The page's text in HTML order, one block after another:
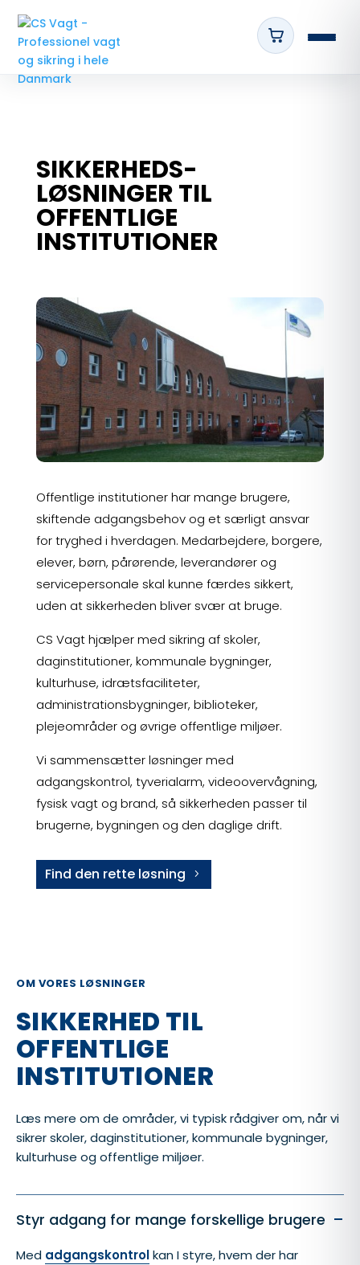
SIKKERHEDS-
LØSNINGER TIL
OFFENTLIGE
INSTITUTIONER
Offentlige institutioner har mange brugere,
skiftende adgangsbehov og et særligt ansvar
for tryghed i hverdagen. Medarbejdere, borgere,
elever, børn, pårørende, leverandører og
servicepersonale skal kunne færdes sikkert,
uden at sikkerheden bliver svær at bruge.
CS Vagt hjælper med sikring af skoler,
daginstitutioner, kommunale bygninger,
kulturhuse, idrætsfaciliteter,
administrationsbygninger, biblioteker,
plejeområder og øvrige offentlige miljøer.
Vi sammensætter løsninger med
adgangskontrol, tyverialarm, videoovervågning,
fysisk vagt og brand, så sikkerheden passer til
brugerne, bygningen og den daglige drift.
Find den rette løsning
OM VORES LØSNINGER
SIKKERHED TIL
OFFENTLIGE
INSTITUTIONER
Læs mere om de områder, vi typisk rådgiver om, når vi
sikrer skoler, daginstitutioner, kommunale bygninger,
kulturhuse og offentlige miljøer.
Styr adgang for mange forskellige brugere -
Med adgangskontrolkan I styre, hvem der har